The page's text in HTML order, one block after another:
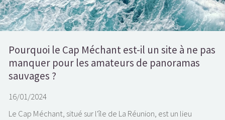
Pourquoi le Cap Méchant est-il un site à ne pas
manquer pour les amateurs de panoramas
sauvages ?
16/01/2024
Le Cap Méchant, situé sur l'île de La Réunion, est un lieu